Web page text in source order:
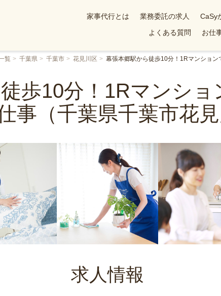
家事代行とは 業務委託の求人 CaSy
よくある質問
お仕
覧 千葉県 千葉市 花見川区 幕張本郷駅から徒歩10分！1Rマンション
歩10分！1Rマンシ
事（千葉県千葉市花見
求人情報